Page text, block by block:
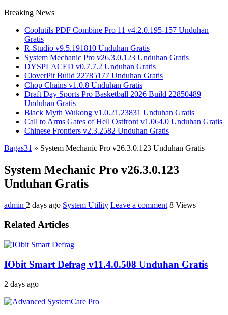
Breaking News
Coolutils PDF Combine Pro 11 v4.2.0.195-157 Unduhan
Gratis
R-Studio v9.5.191810 Unduhan Gratis
System Mechanic Pro v26.3.0.123 Unduhan Gratis
DYSPLACED v0.7.7.2 Unduhan Gratis
CloverPit Build 22785177 Unduhan Gratis
Chop Chains v1.0.8 Unduhan Gratis
Draft Day Sports Pro Basketball 2026 Build 22850489
Unduhan Gratis
Black Myth Wukong v1.0.21.23831 Unduhan Gratis
Call to Arms Gates of Hell Ostfront v1.064.0 Unduhan Gratis
Chinese Frontiers v2.3.2582 Unduhan Gratis
Bagas31 » System Mechanic Pro v26.3.0.123 Unduhan Gratis
System Mechanic Pro v26.3.0.123
Unduhan Gratis
admin 2 days ago System Utility Leave a comment 8 Views
Related Articles
IObit Smart Defrag v11.4.0.508 Unduhan Gratis
2 days ago